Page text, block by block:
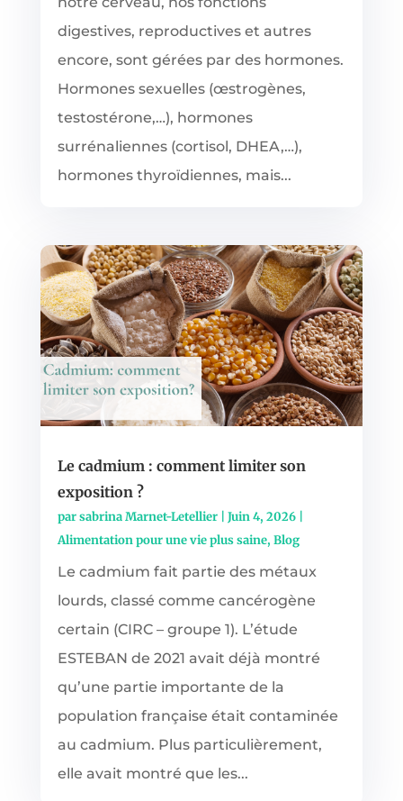
digestives, reproductives et autres
encore, sont gérées par des hormones.
Hormones sexuelles (œstrogènes,
testostérone,…), hormones
surrénaliennes (cortisol, DHEA,…),
hormones thyroïdiennes, mais...
Le cadmium : comment limiter son
exposition ?
parsabrina Marnet-Letellier| Juin 4, 2026|
Alimentation pour une vie plus saine, Blog
Le cadmium fait partie des métaux
lourds, classé comme cancérogène
certain (CIRC – groupe 1). L’étude
ESTEBAN de 2021 avait déjà montré
qu’une partie importante de la
population française était contaminée
au cadmium. Plus particulièrement,
elle avait montré que les...